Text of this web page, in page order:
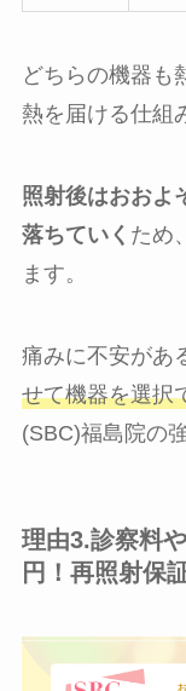
どちらの機器も
熱を届ける仕組
照射後はおおよ
落ちていく ため
ます。
痛みに不安があ
せて機器を選択
(SBC)福島院の
理由3.診察料
円！再照射保